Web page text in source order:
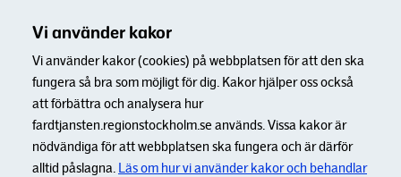
Vi använder kakor
Vi använder kakor (cookies) på webbplatsen för att den ska
fungera så bra som möjligt för dig. Kakor hjälper oss också
att förbättra och analysera hur
fardtjansten.regionstockholm.se används. Vissa kakor är
nödvändiga för att webbplatsen ska fungera och är därför
alltid påslagna. Läs om hur vi använder kakor och behandlar